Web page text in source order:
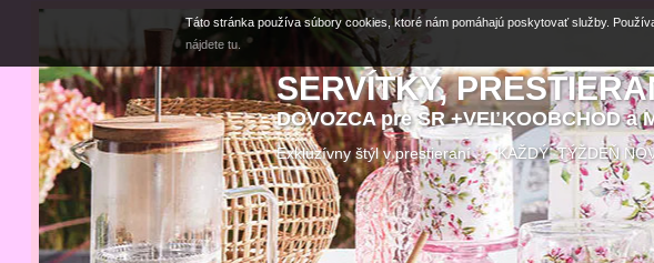
SERVÍTKY,
DOVOZCA pre SR +VEĽKOOBCHOD a
Exkluzívny štýl v prestieraní KAŽDÝ TÝŽDEŇ
Táto stránka používa súbory cookies, ktoré nám pomáhajú poskytovať služby.
nájdete tu.